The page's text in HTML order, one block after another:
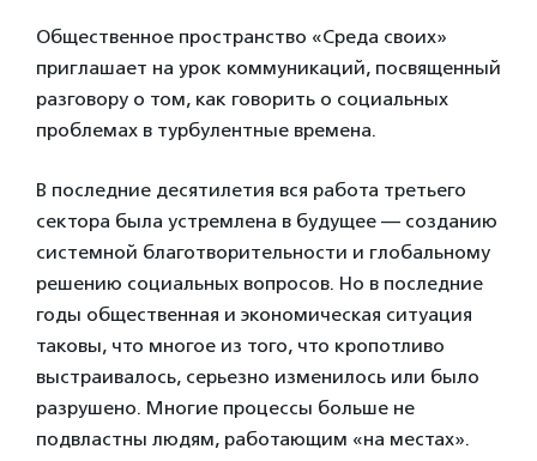
Общественное пространство «Среда своих»
приглашает на урок коммуникаций, посвященный
разговору о том, как говорить о социальных
проблемах в турбулентные времена.
В последние десятилетия вся работа третьего
сектора была устремлена в будущее — созданию
системной благотворительности и глобальному
решению социальных вопросов. Но в последние
годы общественная и экономическая ситуация
таковы, что многое из того, что кропотливо
выстраивалось, серьезно изменилось или было
разрушено. Многие процессы больше не
подвластны людям, работающим «на местах».